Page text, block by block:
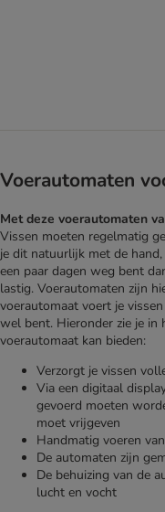
Voerautomaten
Met deze voerautomaten
Vissen moeten regelmatig
je dit natuurlijk met de
een paar dagen weg bent
lastig. Voerautomaten zijn
voerautomaat voert je
wel bent. Hieronder zie je in
voerautomaat kan bieden:
Verzorgt je vissen
Via een digitaal
gevoerd moeten
moet vrijgeven
Handmatig voeren
De automaten zijn
De behuizing van de
lucht en vocht